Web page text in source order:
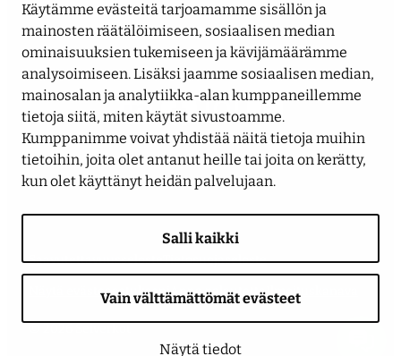
Käytämme evästeitä tarjoamamme sisällön ja
mainosten räätälöimiseen, sosiaalisen median
ominaisuuksien tukemiseen ja kävijämäärämme
analysoimiseen. Lisäksi jaamme sosiaalisen median,
mainosalan ja analytiikka-alan kumppaneillemme
tietoja siitä, miten käytät sivustoamme.
Kumppanimme voivat yhdistää näitä tietoja muihin
tietoihin, joita olet antanut heille tai joita on kerätty,
kun olet käyttänyt heidän palvelujaan.
Salli kaikki
Vain välttämättömät evästeet
Näytä tiedot
Seuraa meitä
LinkedIn Facebook InstagramYouTube
SaavutettavuusselosteTietosuojaseloste
Näytä evästeasetukseniAnna palautetta Ilmoituskanava